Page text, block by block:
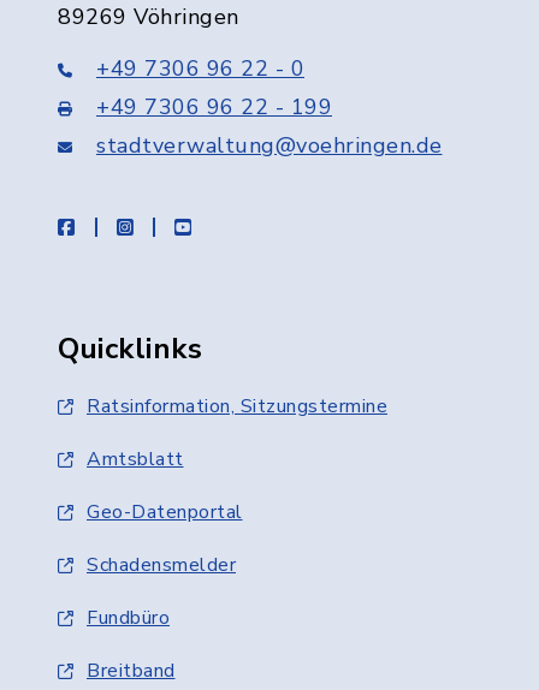
89269 Vöhringen
+49 7306 96 22 - 0
+49 7306 96 22 - 199
stadtverwaltung@voehringen.de
facebookinstagramyoutube
Quicklinks
Ratsinformation, Sitzungstermine
Amtsblatt
Geo-Datenportal
Schadensmelder
Fundbüro
Breitband